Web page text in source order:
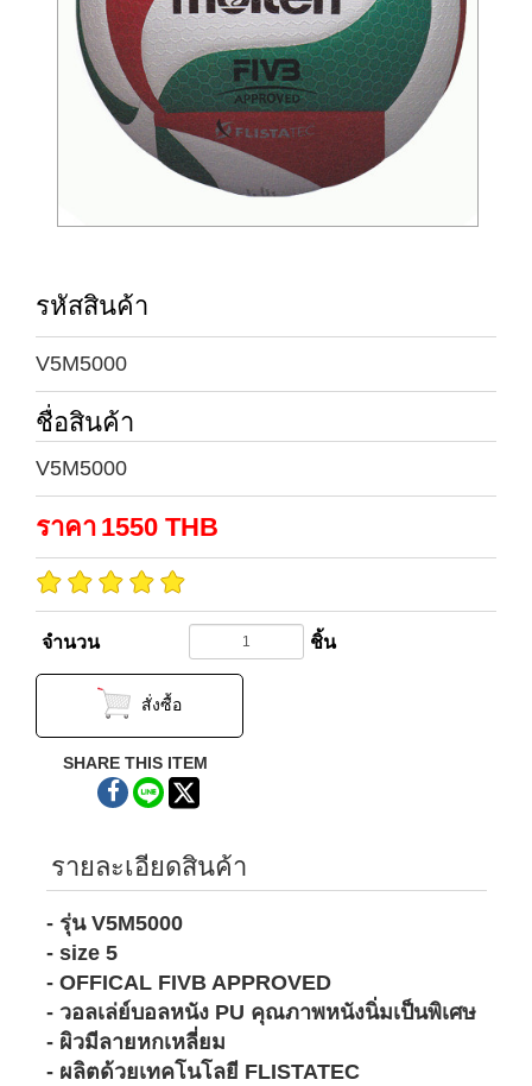
รหัสสินค้า
V5M5000
ชื่อสินค้า
V5M5000
ราคา 1550 THB
จำนวน ชิ้น
สั่งซื้อ
SHARE THIS ITEM
รายละเอียดสินค้า
- รุ่น V5M5000
- size 5
- OFFICAL FIVB APPROVED
- วอลเล่ย์บอลหนัง PU คุณภาพหนังนิ่มเป็นพิเศษ
- ผิวมีลายหกเหลี่ยม
- ผลิตด้วยเทคโนโลยี FLISTATEC